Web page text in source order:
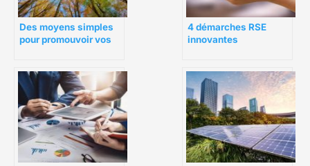
Des moyens simples
pour promouvoir vos
d’entreprise
4 démarches RSE
innovantes